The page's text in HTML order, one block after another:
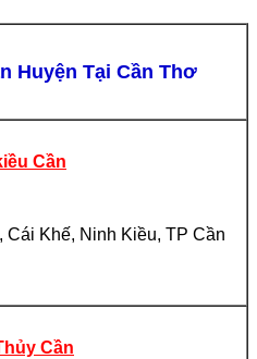
Huyện Tại Cần Thơ
Cần
Khế, Ninh Kiều, TP Cần
Cần